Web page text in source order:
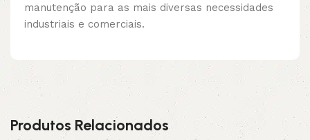
manutenção para as mais diversas necessidades
industriais e comerciais.
Produtos Relacionados